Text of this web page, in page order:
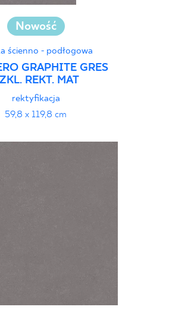
Nowość
ścienno - podłogowa
GRAPHITE GRES
REKT. MAT
rektyfikacja
59,8 x 119,8 cm